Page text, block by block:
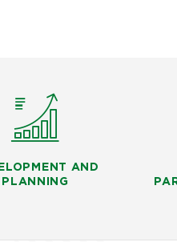
AND
PLANNING